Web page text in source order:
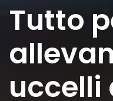
Tutto
uccelli